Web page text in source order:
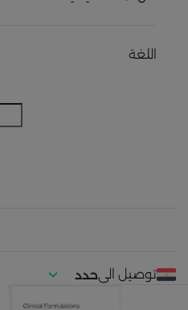
اللغة
توصيل الىحدد